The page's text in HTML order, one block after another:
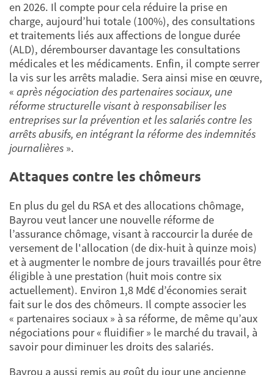
en 2026. Il compte pour cela réduire la prise en
charge, aujourd’hui totale (100%), des consultations
et traitements liés aux affections de longue durée
(ALD), dérembourser davantage les consultations
médicales et les médicaments. Enfin, il compte serrer
la vis sur les arrêts maladie. Sera ainsi mise en œuvre,
« après négociation des partenaires sociaux, une
réforme structurelle visant à responsabiliser les
entreprises sur la prévention et les salariés contre les
arrêts abusifs, en intégrant la réforme des indemnités
journalières ».
Attaques contre les chômeurs
En plus du gel du RSA et des allocations chômage,
Bayrou veut lancer une nouvelle réforme de
l’assurance chômage, visant à raccourcir la durée de
versement de l'allocation (de dix-huit à quinze mois)
et à augmenter le nombre de jours travaillés pour être
éligible à une prestation (huit mois contre six
actuellement). Environ 1,8 Md€ d’économies serait
fait sur le dos des chômeurs. Il compte associer les
« partenaires sociaux » à sa réforme, de même qu’aux
négociations pour « fluidifier » le marché du travail, à
savoir pour diminuer les droits des salariés.
Bayrou a aussi remis au goût du jour une ancienne